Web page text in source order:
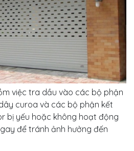
việc tra dầu vào các bộ phận
curoa và các bộ phận kết
bị yếu hoặc không hoạt động
để tránh ảnh hưởng đến